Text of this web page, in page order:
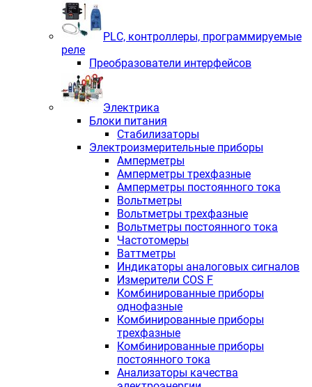
PLС, контроллеры, программируемые
реле
Преобразователи интерфейсов
Электрика
Блоки питания
Стабилизаторы
Электроизмерительные приборы
Амперметры
Амперметры трехфазные
Амперметры постоянного тока
Вольтметры
Вольтметры трехфазные
Вольтметры постоянного тока
Частотомеры
Ваттметры
Индикаторы аналоговых сигналов
Измерители COS F
Комбинированные приборы
однофазные
Комбинированные приборы
трехфазные
Комбинированные приборы
постоянного тока
Анализаторы качества